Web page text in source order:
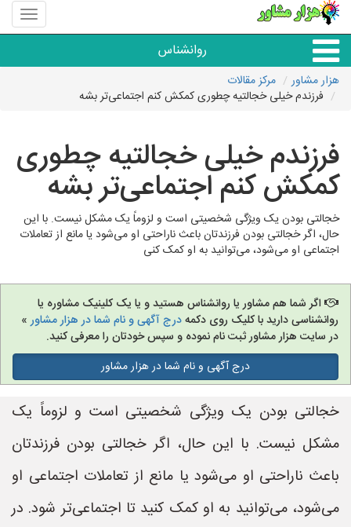
منوی
سایت
مشاور
روانشناس
همه مراکز روانشناسی
گروه روانشناسی
هزار مشاور
مرکز مقالات
فرزندم خیلی خجالتیه چطوری کمکش کنم اجتماعی‌تر بشه
فرزندم خیلی خجالتیه چطوری
کمکش کنم اجتماعی‌تر بشه
خجالتی بودن یک ویژگی شخصیتی است و لزوماً یک مشکل نیست. با این
حال، اگر خجالتی بودن فرزندتان باعث ناراحتی او می‌شود یا مانع از تعاملات
اجتماعی او می‌شود، می‌توانید به او کمک کنی
اگر شما هم مشاور یا روانشناس هستید و یا یک کلینیک مشاوره یا
روانشناسی دارید با کلیک روی دکمهدرج آگهی و نام شما در هزار مشاور»
در سایت هزار مشاور ثبت نام نموده و سپس خودتان را معرفی کنید.
درج آگهی و نام شما در هزار مشاور
خجالتی بودن یک ویژگی شخصیتی است و لزوماً یک
مشکل نیست. با این حال، اگر خجالتی بودن فرزندتان
باعث ناراحتی او می‌شود یا مانع از تعاملات اجتماعی او
می‌شود، می‌توانید به او کمک کنید تا اجتماعی‌تر شود. در